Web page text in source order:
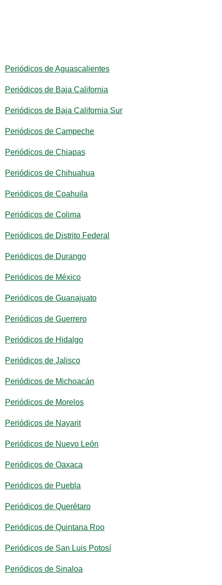
Periódicos de Aguascalientes
Periódicos de Baja California
Periódicos de Baja California Sur
Periódicos de Campeche
Periódicos de Chiapas
Periódicos de Chihuahua
Periódicos de Coahuila
Periódicos de Colima
Periódicos de Distrito Federal
Periódicos de Durango
Periódicos de México
Periódicos de Guanajuato
Periódicos de Guerrero
Periódicos de Hidalgo
Periódicos de Jalisco
Periódicos de Michoacán
Periódicos de Morelos
Periódicos de Nayarit
Periódicos de Nuevo León
Periódicos de Oaxaca
Periódicos de Puebla
Periódicos de Querétaro
Periódicos de Quintana Roo
Periódicos de San Luis Potosí
Periódicos de Sinaloa